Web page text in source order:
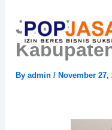
content
Jasa
Byadmin/November 27,